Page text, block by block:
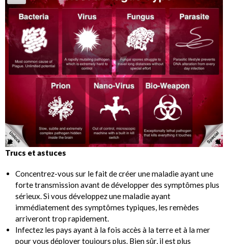
Trucs et astuces
Concentrez-vous sur le fait de créer une maladie ayant une
forte transmission avant de développer des symptômes plus
sérieux. Si vous développez une maladie ayant
immédiatement des symptômes typiques, les remèdes
arriveront trop rapidement.
Infectez les pays ayant à la fois accès à la terre et à la mer
pour vous déployer toujours plus. Bien sûr, il est plus